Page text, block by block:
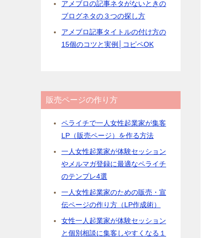
アメブロの記事ネタがないときの
ブログネタの３つの探し方
アメブロ記事タイトルの付け方の
15個のコツと実例│コピペOK
販売ページの作り方
ペライチで一人女性起業家が集客
LP（販売ページ）を作る方法
一人女性起業家が体験セッション
やメルマガ登録に最適なペライチ
のテンプレ4選
一人女性起業家のための販売・宣
伝ページの作り方（LP作成術）
女性一人起業家が体験セッション
と個別相談に集客しやすくなる１